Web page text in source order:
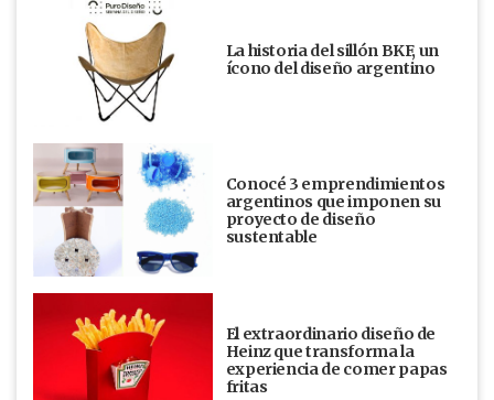
La historia del sillón BKF, un
ícono del diseño argentino
Conocé 3 emprendimientos
argentinos que imponen su
proyecto de diseño
sustentable
El extraordinario diseño de
Heinz que transforma la
experiencia de comer papas
fritas